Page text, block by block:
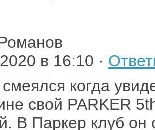
в 16:10 ·
когда
свой PARKER
В Паркер клуб он